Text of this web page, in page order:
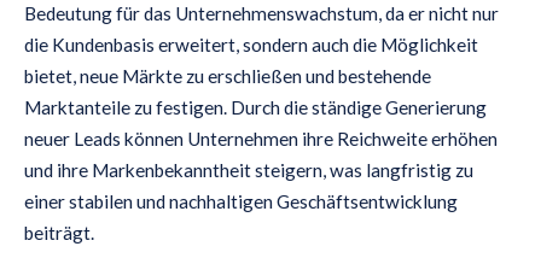
Bedeutung für das Unternehmenswachstum, da er nicht nur
die Kundenbasis erweitert, sondern auch die Möglichkeit
bietet, neue Märkte zu erschließen und bestehende
Marktanteile zu festigen. Durch die ständige Generierung
neuer Leads können Unternehmen ihre Reichweite erhöhen
und ihre Markenbekanntheit steigern, was langfristig zu
einer stabilen und nachhaltigen Geschäftsentwicklung
beiträgt.